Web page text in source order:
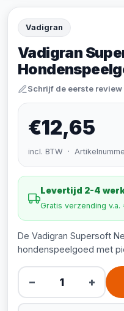
Vadigran
Vadigran
Schrijf de eerste review
€12,65
incl. BTW ·
Levertijd 2-4
Gratis verzending
De Vadigran Supersoft
hondenspeelgoed met
− +